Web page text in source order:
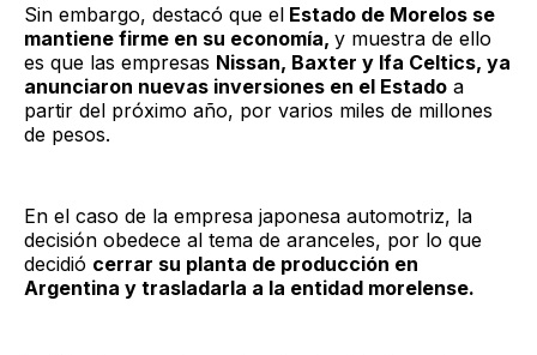
Sin embargo, destacó que el Estado de Morelos se
mantiene firme en su economía, y muestra de ello
es que las empresas Nissan, Baxter y Ifa Celtics, ya
anunciaron nuevas inversiones en el Estado a
partir del próximo año, por varios miles de millones
de pesos.
En el caso de la empresa japonesa automotriz, la
decisión obedece al tema de aranceles, por lo que
decidió cerrar su planta de producción en
Argentina y trasladarla a la entidad morelense.